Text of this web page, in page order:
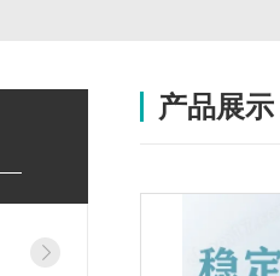
产品展示